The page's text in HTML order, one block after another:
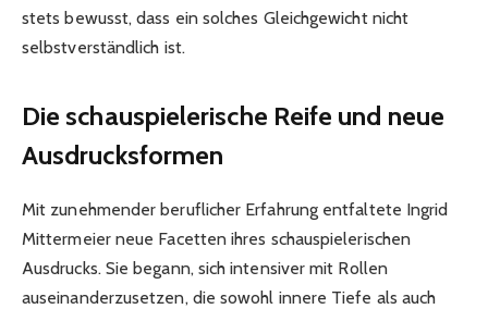
stets bewusst, dass ein solches Gleichgewicht nicht
selbstverständlich ist.
Die schauspielerische Reife und neue
Ausdrucksformen
Mit zunehmender beruflicher Erfahrung entfaltete Ingrid
Mittermeier neue Facetten ihres schauspielerischen
Ausdrucks. Sie begann, sich intensiver mit Rollen
auseinanderzusetzen, die sowohl innere Tiefe als auch